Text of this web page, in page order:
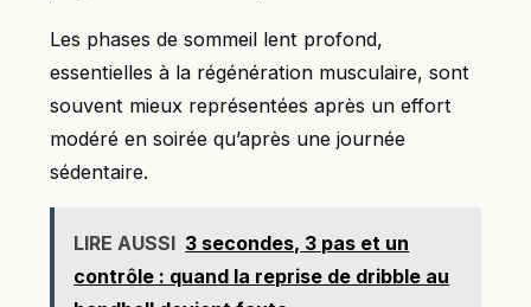
Les phases de sommeil lent profond,
essentielles à la régénération musculaire, sont
souvent mieux représentées après un effort
modéré en soirée qu’après une journée
sédentaire.
LIRE AUSSI 3 secondes, 3 pas et un
contrôle : quand la reprise de dribble au